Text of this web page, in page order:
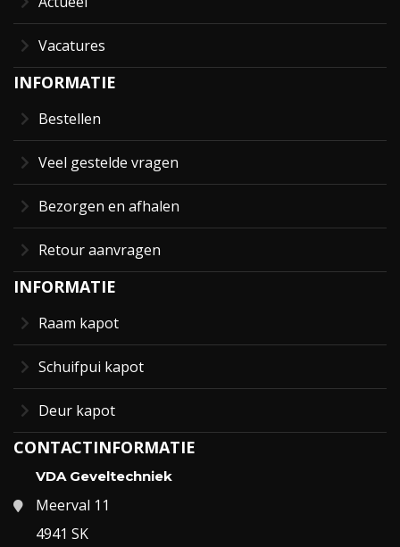
Vacatures
INFORMATIE
Bestellen
Veel gestelde vragen
Bezorgen en afhalen
Retour aanvragen
INFORMATIE
Raam kapot
Schuifpui kapot
Deur kapot
CONTACTINFORMATIE
VDA Geveltechniek
Meerval 11
4941 SK